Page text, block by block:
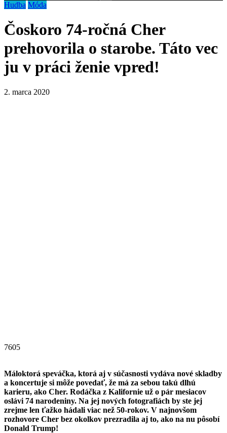
Hudba Móda
Čoskoro 74-ročná Cher
prehovorila o starobe. Táto vec
ju v práci ženie vpred!
2. marca 2020
7605
Máloktorá speváčka, ktorá aj v súčasnosti vydáva nové skladby
a koncertuje si môže povedať, že má za sebou takú dlhú
karieru, ako Cher. Rodáčka z Kalifornie už o pár mesiacov
oslávi 74 narodeniny. Na jej nových fotografiách by ste jej
zrejme len ťažko hádali viac než 50-rokov. V najnovšom
rozhovore Cher bez okolkov prezradila aj to, ako na nu pôsobí
Donald Trump!